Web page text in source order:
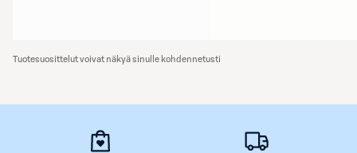
Tuotesuosittelut voivat näkyä sinulle kohdennetusti